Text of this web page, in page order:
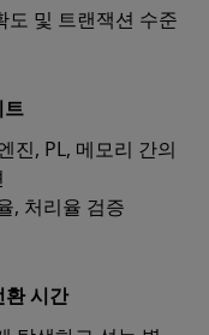
도 및 트랜잭션 수준
트
진, PL, 메모리 간의
, 처리율 검증
환 시간